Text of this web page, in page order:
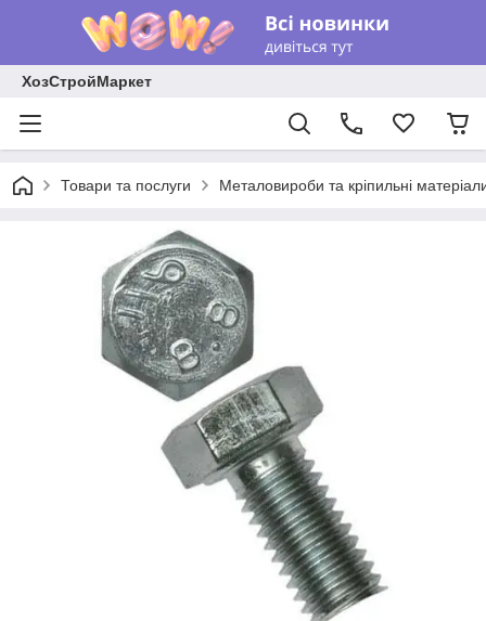
ХозСтройМаркет
Товари та послуги Металовироби та кріпильні